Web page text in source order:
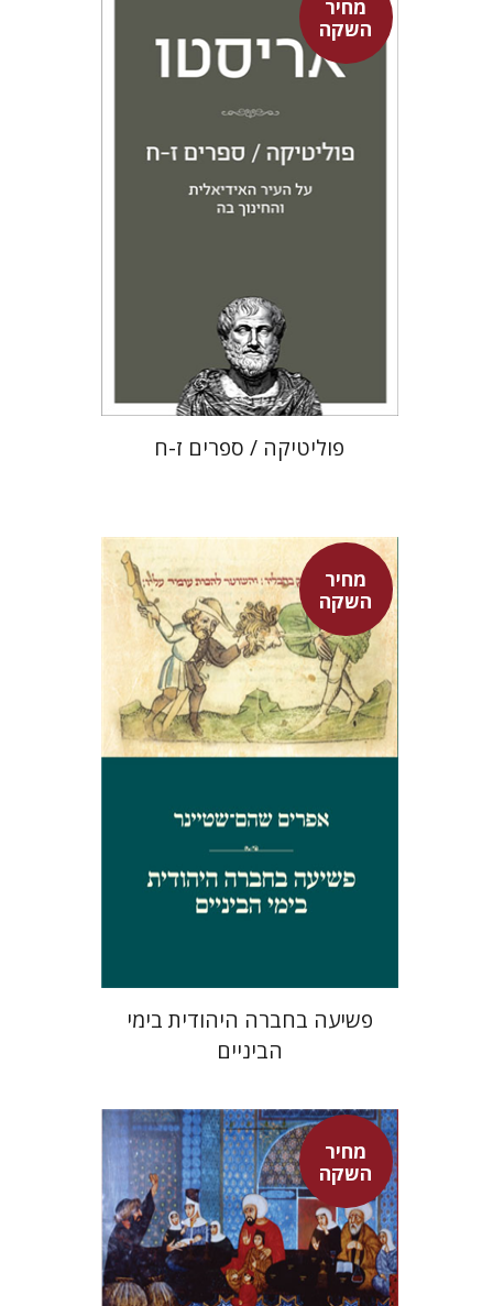
מחיר
השקה
אריסטו
עמית ברץ
מחיר השקה
$31
$22
פוליטיקה / ספרים ז-ח
מחיר
השקה
אפרים שהם-שטיינר
מחיר השקה
$42
$29
פשיעה בחברה היהודית בימי
הביניים
מחיר
השקה
אדם טלר
דורון מגן